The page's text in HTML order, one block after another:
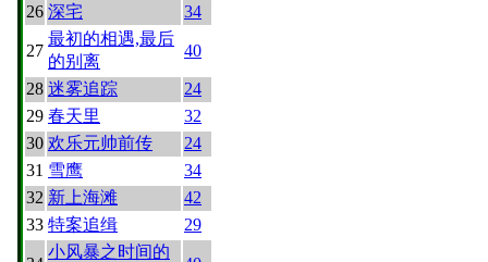
26 深宅 34
27
最初的相遇,最后
的别离
40
28 迷雾追踪
24
29 春天里
32
30 欢乐元帅前传
24
31 雪鹰
34
32 新上海滩
42
33 特案追缉 29
小风暴之时间的